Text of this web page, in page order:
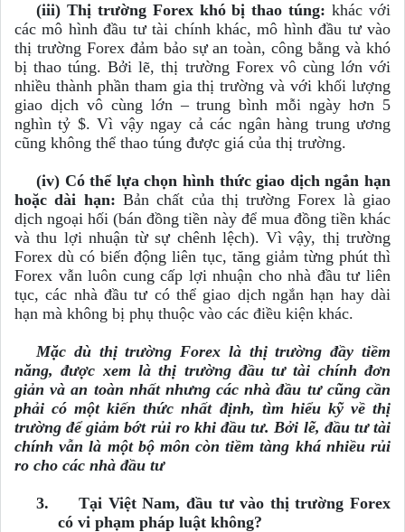
(iii) Thị trường Forex khó bị thao túng: khác với
các mô hình đầu tư tài chính khác, mô hình đầu tư vào
thị trường Forex đảm bảo sự an toàn, công bằng và khó
bị thao túng. Bởi lẽ, thị trường Forex vô cùng lớn với
nhiều thành phần tham gia thị trường và với khối lượng
giao dịch vô cùng lớn – trung bình mỗi ngày hơn 5
nghìn tỷ $. Vì vậy ngay cả các ngân hàng trung ương
cũng không thể thao túng được giá của thị trường.
(iv) Có thể lựa chọn hình thức giao dịch ngắn hạn
hoặc dài hạn: Bản chất của thị trường Forex là giao
dịch ngoại hối (bán đồng tiền này để mua đồng tiền khác
và thu lợi nhuận từ sự chênh lệch). Vì vậy, thị trường
Forex dù có biến động liên tục, tăng giảm từng phút thì
Forex vẫn luôn cung cấp lợi nhuận cho nhà đầu tư liên
tục, các nhà đầu tư có thể giao dịch ngắn hạn hay dài
hạn mà không bị phụ thuộc vào các điều kiện khác.
Mặc dù thị trường Forex là thị trường đầy tiềm
năng, được xem là thị trường đầu tư tài chính đơn
giản và an toàn nhất nhưng các nhà đầu tư cũng cần
phải có một kiến thức nhất định, tìm hiểu kỹ về thị
trường để giảm bớt rủi ro khi đầu tư. Bởi lẽ, đầu tư tài
chính vẫn là một bộ môn còn tiềm tàng khá nhiều rủi
ro cho các nhà đầu tư
3.
Tại Việt Nam, đầu tư vào thị trường Forex
có vi phạm pháp luật không?